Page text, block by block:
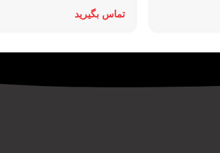
تماس بگیرید